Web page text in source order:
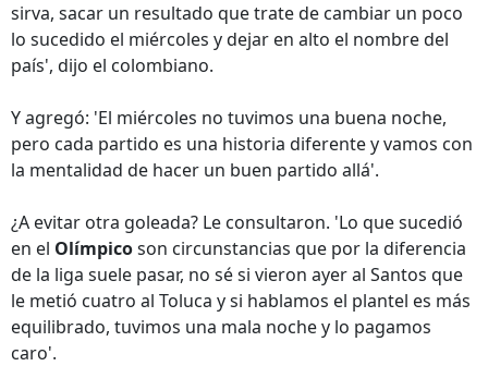
sirva, sacar un resultado que trate de cambiar un poco
lo sucedido el miércoles y dejar en alto el nombre del
país', dijo el colombiano.
Y agregó: 'El miércoles no tuvimos una buena noche,
pero cada partido es una historia diferente y vamos con
la mentalidad de hacer un buen partido allá'.
¿A evitar otra goleada? Le consultaron. 'Lo que sucedió
en el Olímpicoson circunstancias que por la diferencia
de la liga suele pasar, no sé si vieron ayer al Santos que
le metió cuatro al Toluca y si hablamos el plantel es más
equilibrado, tuvimos una mala noche y lo pagamos
caro'.